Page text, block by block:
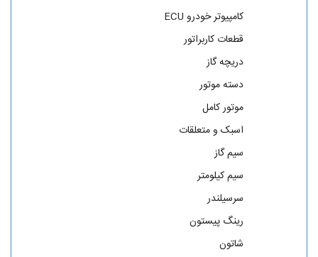
کامپیوتر خودرو ECU
قطعات کاربراتور
دریچه گاز
دسته موتور
موتور کامل
اسبک و متعلقات
سیم گاز
سیم کیلومتر
سرسیلندر
رینگ پیستون
شاتون